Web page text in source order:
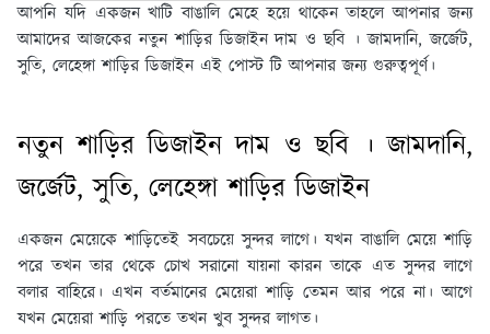
আপনি যদি একজন খাটি বাঙালি মেহে হয়ে থাকেন তাহলে আপনার জন্য
আমাদের আজকের নতুন শাড়ির ডিজাইন দাম ও ছবি ।জামদানি, জর্জেট,
সুতি, লেহেঙ্গা শাড়ির ডিজাইন এই পোস্ট টি আপনার জন্য গুরুত্বপূর্ণ।
নতুন শাড়ির ডিজাইন দাম ও ছবি । জামদানি,
জর্জেট, সুতি, লেহেঙ্গা শাড়ির ডিজাইন
একজন মেয়েকে শাড়িতেই সবচেয়ে সুন্দর লাগে। যখন বাঙালি মেয়ে শাড়ি
পরে তখন তার থেকে চোখ সরানো যায়না কারন তাকে এত সুন্দর লাগে
বলার বাহিরে। এখন বর্তমানের মেয়েরা শাড়ি তেমন আর পরে না। আগে
যখন মেয়েরা শাড়ি পরতে তখন খুব সুন্দর লাগত।